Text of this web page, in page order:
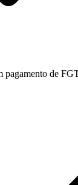
pagamento de